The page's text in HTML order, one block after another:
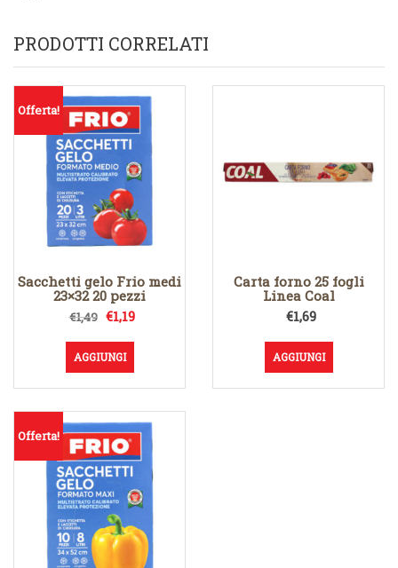
PRODOTTI CORRELATI
Offerta!
Sacchetti gelo Frio medi
23×32 20 pezzi
€1,49 Il
originale
era:
€1,49.
€1,19Il
è:
€1,19.
AGGIUNGI
Carta forno 25 fogli
Linea Coal
€1,69
AGGIUNGI
Offerta!